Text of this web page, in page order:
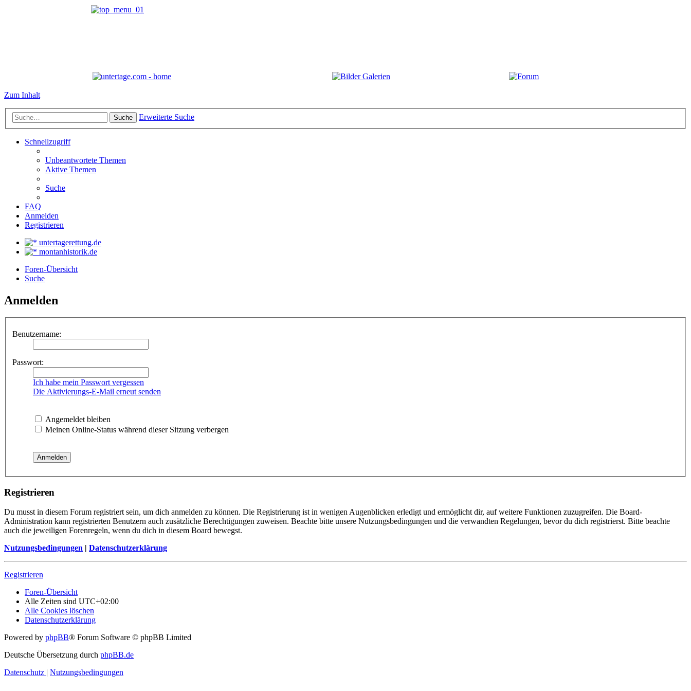
Zum Inhalt
Suche Erweiterte Suche
Schnellzugriff
Unbeantwortete Themen
Aktive Themen
Suche
FAQ
Anmelden
Registrieren
untertagerettung.de
montanhistorik.de
Foren-Übersicht
Suche
Anmelden
Benutzername:
Passwort:
Ich habe mein Passwort vergessen
Die Aktivierungs-E-Mail erneut senden
Angemeldet bleiben
Meinen Online-Status während dieser Sitzung verbergen
Registrieren
Du musst in diesem Forum registriert sein, um dich anmelden zu können. Die Registrierung ist in wenigen Augenblicken erledigt und ermöglicht dir, auf weitere Funktionen zuzugreifen. Die Board-
Administration kann registrierten Benutzern auch zusätzliche Berechtigungen zuweisen. Beachte bitte unsere Nutzungsbedingungen und die verwandten Regelungen, bevor du dich registrierst. Bitte beachte
auch die jeweiligen Forenregeln, wenn du dich in diesem Board bewegst.
Nutzungsbedingungen | Datenschutzerklärung
Registrieren
Foren-Übersicht
Alle Zeiten sind UTC+02:00
Alle Cookies löschen
Datenschutzerklärung
Powered by phpBB® Forum Software © phpBB Limited
Deutsche Übersetzung durch phpBB.de
Datenschutz | Nutzungsbedingungen